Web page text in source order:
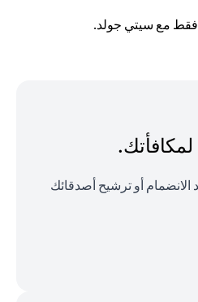
مع سيتي جولد.
الانضمام أو ترشيح أصدقائك